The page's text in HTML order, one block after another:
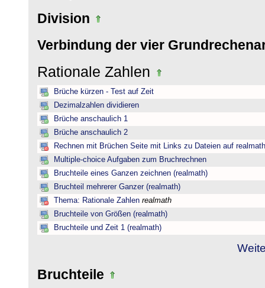
Division
Verbindung der vier
Rationale Zahlen
Brüche kürzen - Test auf Zeit
Dezimalzahlen dividieren
Brüche anschaulich 1
Brüche anschaulich 2
Rechnen mit Brüchen Seite mit Links zu Dateien auf
Multiple-choice Aufgaben zum Bruchrechnen
Bruchteile eines Ganzen zeichnen (realmath)
Bruchteil mehrerer Ganzer (realmath)
Thema: Rationale Zahlen realmath
Bruchteile von Größen (realmath)
Bruchteile und Zeit 1 (realmath)
Bruchteile